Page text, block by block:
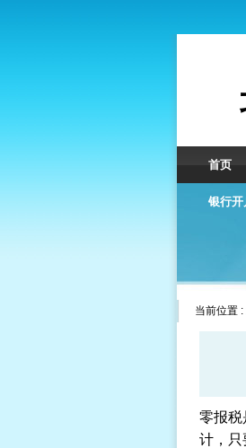
首页
银行开
当前位置 :
零报税
计，只